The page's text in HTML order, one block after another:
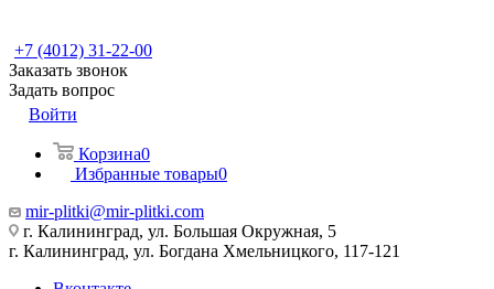
+7 (4012) 31-22-00
Заказать звонок
Задать вопрос
Войти
Корзина0
Избранные товары0
mir-plitki@mir-plitki.com
г. Калининград, ул. Большая Окружная, 5
г. Калининград, ул. Богдана Хмельницкого, 117-121